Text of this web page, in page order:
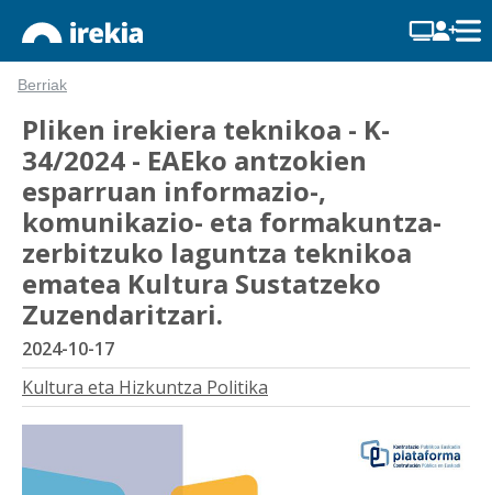
Berriak
Pliken irekiera teknikoa - K-
34/2024 - EAEko antzokien
esparruan informazio-,
komunikazio- eta formakuntza-
zerbitzuko laguntza teknikoa
ematea Kultura Sustatzeko
Zuzendaritzari.
2024-10-17
Kultura eta Hizkuntza Politika